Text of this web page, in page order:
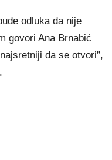
odluka da nije
govori Ana Brnabić
da se otvori”,